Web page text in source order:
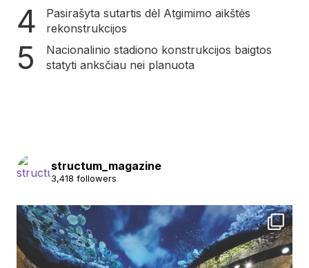
Pasirašyta sutartis dėl Atgimimo aikštės
rekonstrukcijos
Nacionalinio stadiono konstrukcijos baigtos
statyti anksčiau nei planuota
structum_magazine
3,418 followers